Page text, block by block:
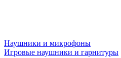
Наушники и микрофоны
Игровые наушники и гарнитуры